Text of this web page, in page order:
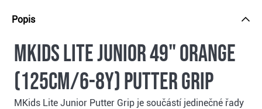
Popis
MKids Lite Junior 49" Orange
(125cm/6-8Y) putter grip
MKids Lite Junior Putter Grip je součástí jedinečné řady